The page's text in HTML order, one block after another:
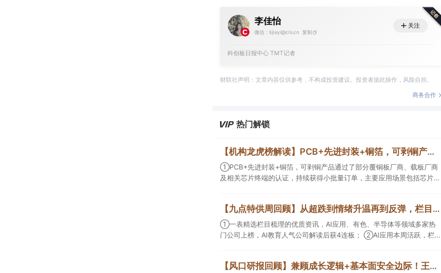
李佳怡
微信：lijiayi@cls.cn 复制
关注
科创板日报中心 TMT记者
财联社声明：文章内容仅供参考，不构成投资建议。投资者据此操作，风险自担。
商务合作
热门解锁
【机构龙虎榜解读】PCB+先进封装+铜箔，可剥铜产品通过了部分覆铜板厂商、载板厂商及相关芯片终端的认证，持续获得小批量订单，主要应用场景包括芯片封装光模块用PCB，机构大额净买入这家公司
①PCB+先进封装+铜箔，可剥铜产品通过了部分覆铜板厂商、载板厂商
及相关芯片终端的认证，持续获得小批量订单，主要应用场景包括芯片封
具备承接细胞与基因治疗产品商业化受托生产的合规资质，这家公司获净
买入。
【九点特供周回顾】从超跌到情绪升温再到反弹，栏目梳理AI应用题材逻辑，AI教育人气公司解读后获4连板
①一表精选栏目梳理的优质资讯，AI应用、有色、半导体等领域多家热
门公司上榜，AI教育人气公司解读后获4连板； ②AI应用本周活跃，栏目
提及2家核心公司双双涨停。
【风口研报回顾】兼顾成长逻辑+基本面安全边际！王牌自营前瞻覆盖“pcb+MLCC+电子布”，梳理AI产业链优质标的“深坑起跳”